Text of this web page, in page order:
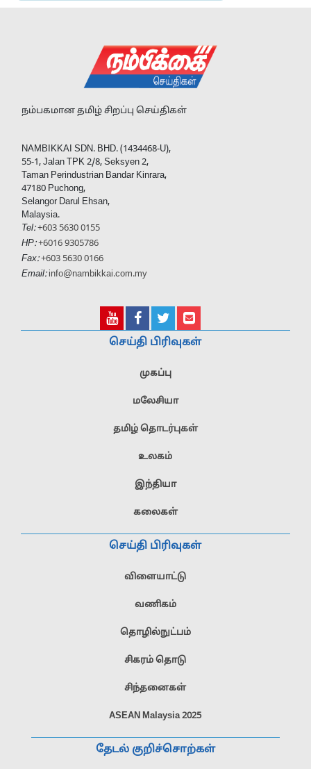
நம்பகமான தமிழ் சிறப்பு செய்திகள்
NAMBIKKAI SDN. BHD. (1434468-U),
55-1, Jalan TPK 2/8, Seksyen 2,
Taman Perindustrian Bandar Kinrara,
47180 Puchong,
Selangor Darul Ehsan,
Malaysia.
Tel:+603 5630 0155
HP:+6016 9305786
Fax: +603 5630 0166
Email: info@nambikkai.com.my
செய்தி பிரிவுகள்
முகப்பு
மலேசியா
தமிழ் தொடர்புகள்
உலகம்
இந்தியா
கலைகள்
செய்தி பிரிவுகள்
விளையாட்டு
வணிகம்
தொழில்நுட்பம்
சிகரம் தொடு
சிந்தனைகள்
ASEAN Malaysia 2025
தேடல் குறிச்சொற்கள்